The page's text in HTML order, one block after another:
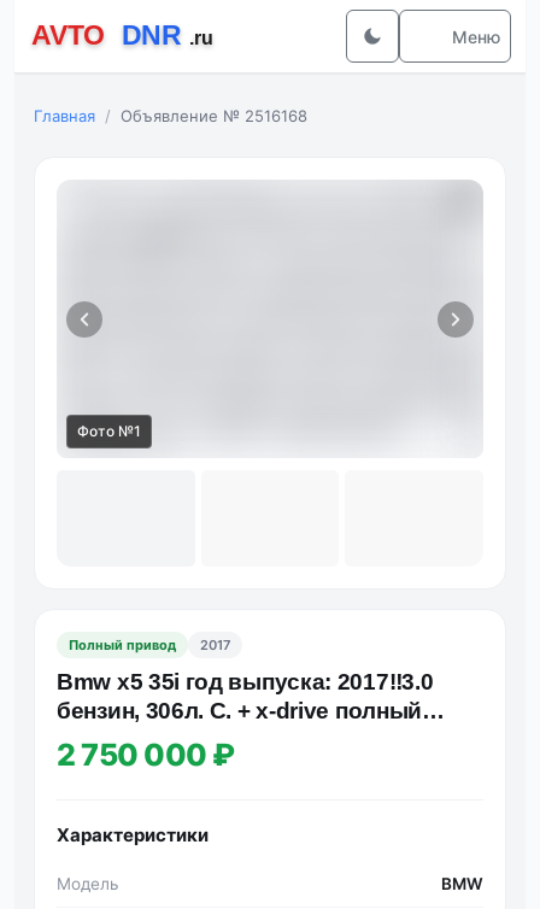
Меню
Главная Объявление № 2516168
Фото №1
Полный привод 2017
Bmw x5 35i год выпуска: 2017‼️3.0
бензин, 306л. С. + x-drive полный
привод, автомат✅факти…
2 750 000 ₽
Характеристики
Модель BMW